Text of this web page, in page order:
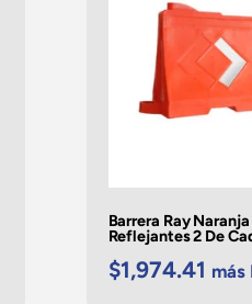
Barrera Ray
Reflejantes 2 De
$1,974.41 más